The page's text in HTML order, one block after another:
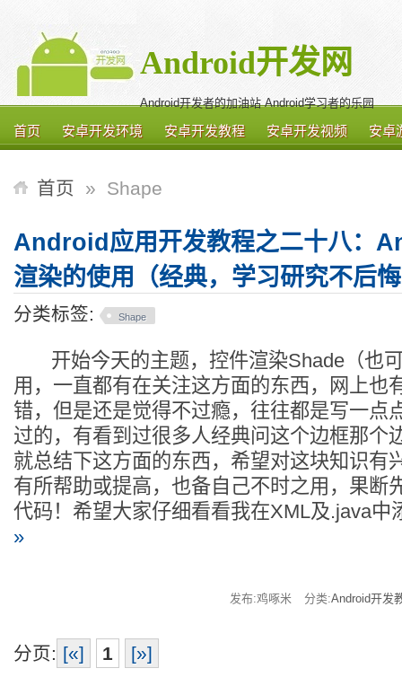
Android开发网
Android开发者的加油站 Android学习者的乐园
首页 安卓开发环境 安卓开发教程 安卓开发视频 安卓
首页 » Shape
Android应用开发教程之二十八：
渲染的使用（经典，学习研究不后
分类标签: Shape
开始今天的主题，控件渲染Shade（也
用，一直都有在关注这方面的东西，网上也
错，但是还是觉得不过瘾，往往都是写一点
过的，有看到过很多人经典问这个边框那个
就总结下这方面的东西，希望对这块知识有
有所帮助或提高，也备自己不时之用，果断
代码！希望大家仔细看看我在XML及.java中
»
发布:鸡啄米 分类:Android开发
分页: [«] 1 [»]